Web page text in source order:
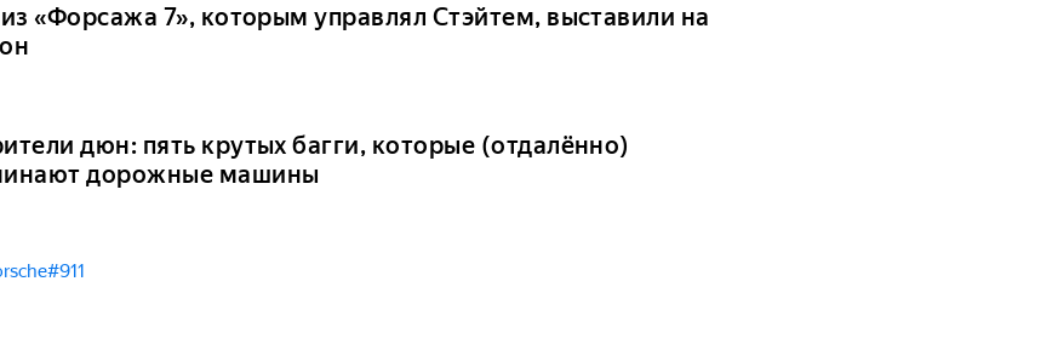
«Форсажа 7», которым управлял Стэйтем, выставили на
дюн: пять крутых багги, которые (отдалённо)
дорожные машины
#911